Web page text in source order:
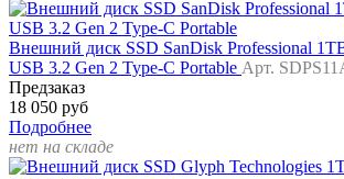
Внешний диск SSD SanDisk Professional
USB 3.2 Gen 2 Type-C Portable Арт.
Предзаказ
18 050 руб
Подробнее
нет на складе